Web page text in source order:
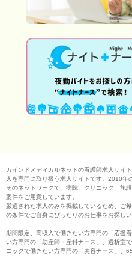
カインドメディカルネットの看護師求人サイ
人を専門に取り扱う求人サイトです。2010年
そのネットワークで、病院、クリニック、施
案件をご用意しています。
厳選された求人のみを掲載しているため、ご
の条件でご自身にぴったりのお仕事をお探しい
期間限定、高収入で働きたい方専門の「応援
い方専門の「助産師・産科ナース」、透析室
ニックで働きたい方専門の「美容ナース」、